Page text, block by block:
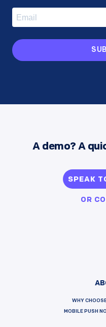
A demo? A
SPEAK
OR
WHY
MOBILE PUSH